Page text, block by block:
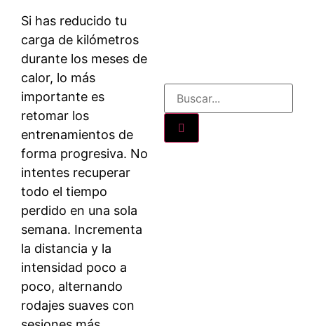
Si has reducido tu
carga de kilómetros
durante los meses de
calor, lo más
importante es
retomar los
entrenamientos de
forma progresiva. No
intentes recuperar
todo el tiempo
perdido en una sola
semana. Incrementa
la distancia y la
intensidad poco a
poco, alternando
rodajes suaves con